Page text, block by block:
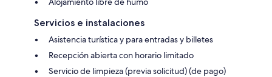
Servicios e instalaciones
Asistencia turística y para entradas y billetes
Recepción abierta con horario limitado
Servicio de limpieza (previa solicitud) (de pago)